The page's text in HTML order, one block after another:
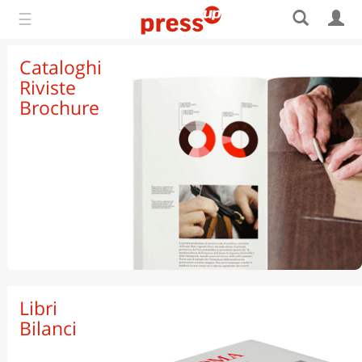
☰
Cataloghi
Riviste
Brochure
Brossura Fresata
Filo Refe
Libri
Bilanci